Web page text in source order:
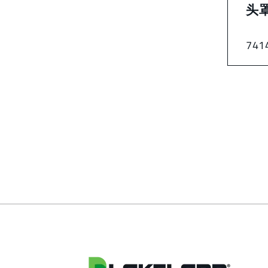
头